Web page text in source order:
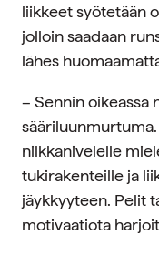
liikkeet syötetään
jolloin saadaan
lähes
– Sennin oikeassa
nilkkanivelelle
tukirakenteille ja
jäykkyyteen. Pelit
motivaatiota